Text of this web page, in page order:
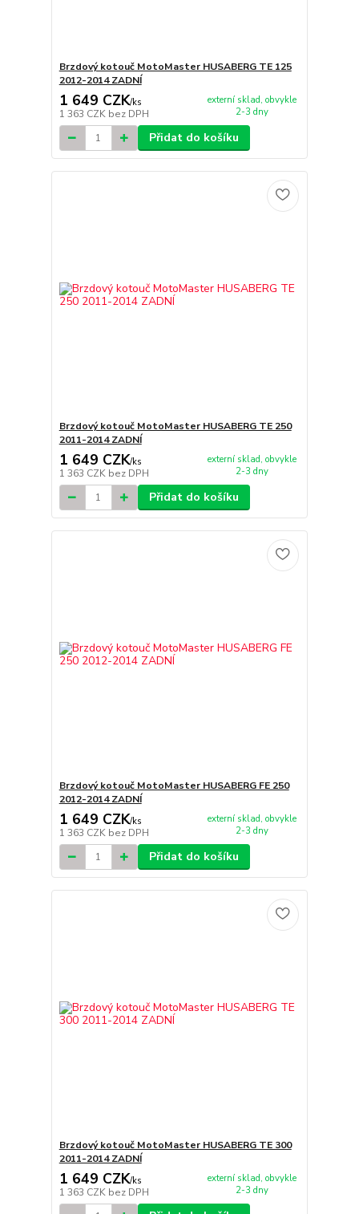
Brzdový kotouč MotoMaster HUSABERG TE 125
2012-2014 ZADNÍ
1 649 CZK/ks
1 363 CZK bez DPH
externí sklad, obvykle
2-3 dny
Přidat do košíku
Brzdový kotouč MotoMaster HUSABERG TE 250
2011-2014 ZADNÍ
1 649 CZK/ks
1 363 CZK bez DPH
externí sklad, obvykle
2-3 dny
Přidat do košíku
Brzdový kotouč MotoMaster HUSABERG FE 250
2012-2014 ZADNÍ
1 649 CZK/ks
1 363 CZK bez DPH
externí sklad, obvykle
2-3 dny
Přidat do košíku
Brzdový kotouč MotoMaster HUSABERG TE 300
2011-2014 ZADNÍ
1 649 CZK/ks
1 363 CZK bez DPH
externí sklad, obvykle
2-3 dny